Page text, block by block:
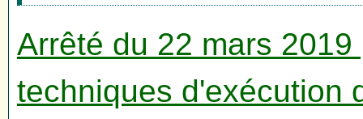
Arrêté du 22 mars
techniques d'exécution